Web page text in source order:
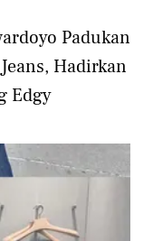
Padukan
Hadirkan
Edgy